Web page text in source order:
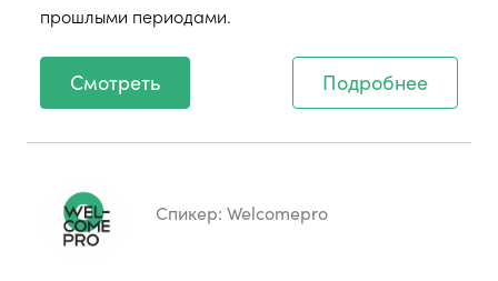
прошлыми периодами.
Смотреть Подробнее
Спикер: Welcomepro